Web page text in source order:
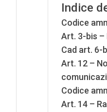
Indice
Codice
Art. 3-bis –
Cad art. 6-
Art. 12 –
Codice
Art. 14 –